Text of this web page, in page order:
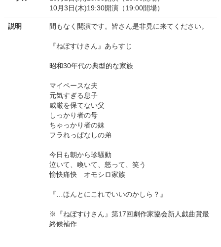
10月3日(木)19:30開演（19:00開場）
説明 間もなく開演です。皆さん是非見に来てください。
『ねぼすけさん』あらすじ
昭和30年代の典型的な家族
マイペースな夫
元気すぎる息子
威厳を保てない父
しっかり者の母
ちゃっかり者の妹
フラれっぱなしの弟
今日も朝から珍騒動
泣いて、喚いて、怒って、笑う
愉快痛快 オモシロ家族
『…ほんとにこれでいいのかしら？』
※『ねぼすけさん』第17回劇作家協会新人戯曲賞最
終候補作